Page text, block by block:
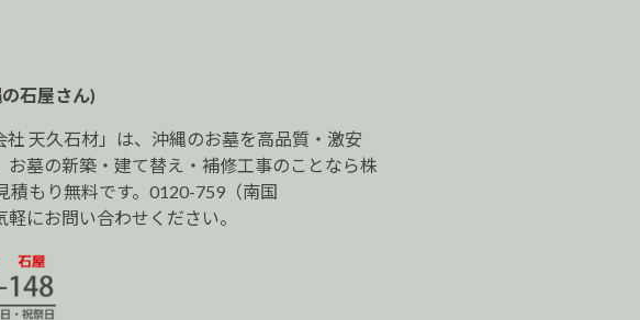
石屋さん)
天久石材」は、沖縄のお墓を高品質・激安
お墓の新築・建て替え・補修工事のことなら株
積もり無料です。0120-759（南国
にお問い合わせください。